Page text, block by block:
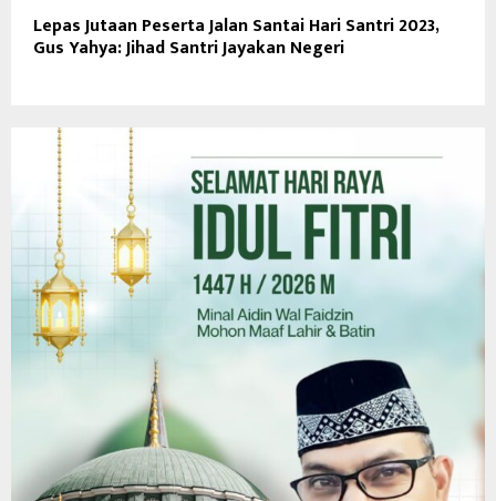
Lepas Jutaan Peserta Jalan Santai Hari Santri 2023,
Gus Yahya: Jihad Santri Jayakan Negeri